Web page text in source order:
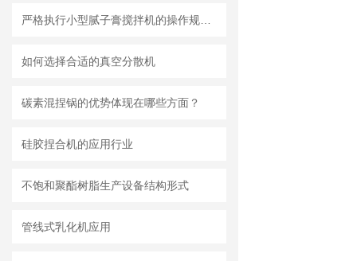
如何选择合适的真空分散机
碳素混捏锅的优势体现在哪些方面？
硅胶捏合机的应用行业
不饱和聚酯树脂生产设备结构形式
管线式乳化机应用